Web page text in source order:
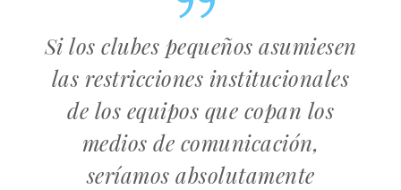
Si los clubes pequeños asumiesen
las restricciones institucionales
de los equipos que copan los
medios de comunicación,
seríamos absolutamente